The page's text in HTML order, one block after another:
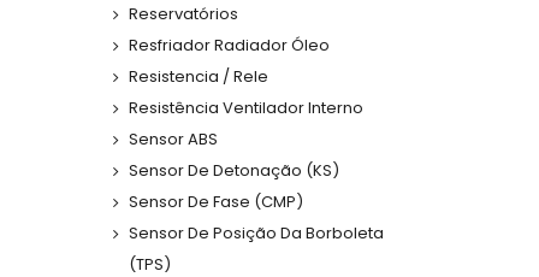
Reservatórios
Resfriador Radiador Óleo
Resistencia / Rele
Resistência Ventilador Interno
Sensor ABS
Sensor De Detonação (KS)
Sensor De Fase (CMP)
Sensor De Posição Da Borboleta
(TPS)